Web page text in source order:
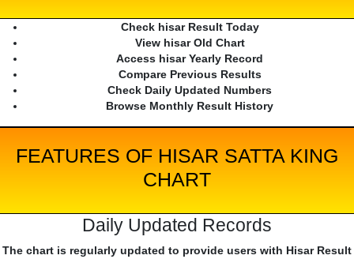
Check hisar Result Today
View hisar Old Chart
Access hisar Yearly Record
Compare Previous Results
Check Daily Updated Numbers
Browse Monthly Result History
FEATURES OF HISAR SATTA KING
CHART
Daily Updated Records
The chart is regularly updated to provide users with Hisar Result